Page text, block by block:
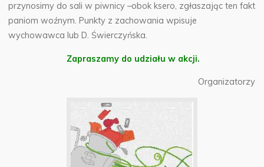
przynosimy do sali w piwnicy –obok ksero, zgłaszając ten fakt
paniom woźnym. Punkty z zachowania wpisuje
wychowawca lub D. Świerczyńska.
Zapraszamy do udziału w akcji.
Organizatorzy